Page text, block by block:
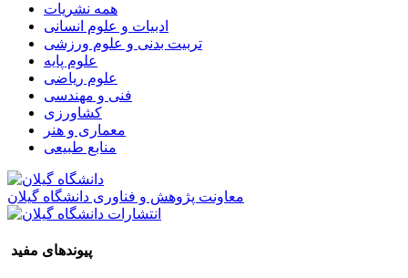
همه نشریات
ادبیات و علوم انسانی
تربیت بدنی و علوم ورزشی
علوم پایه
علوم ریاضی
فنی و مهندسی
کشاورزی
معماری و هنر
منابع طبیعی
معاونت پژوهش و فناوری دانشگاه گیلان
پیوندهای مفید